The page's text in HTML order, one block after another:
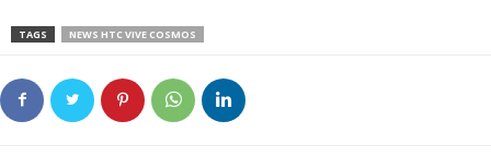
TAGS NEWS HTC VIVE COSMOS